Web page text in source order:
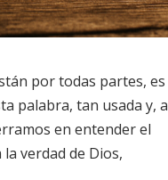
por todas partes, es
palabra, tan usada y, a
en entender el
verdad de Dios,